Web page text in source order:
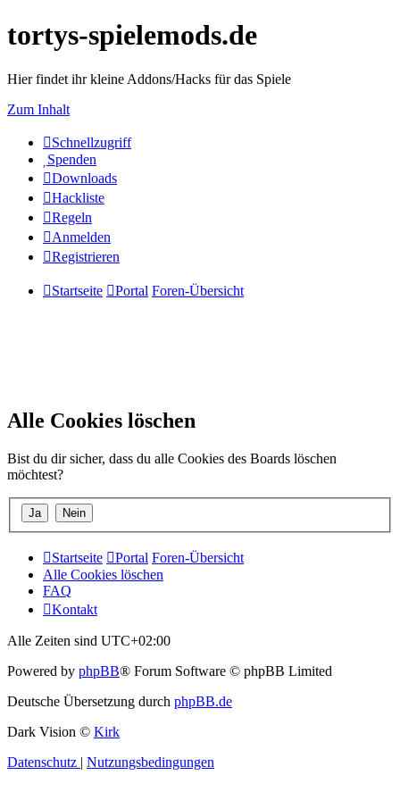
tortys-spielemods.de
Hier findet ihr kleine Addons/Hacks für das Spiele
Zum Inhalt
Schnellzugriff
Spenden
Downloads
Hackliste
Regeln
Anmelden
Registrieren
Startseite Portal Foren-Übersicht
Alle Cookies löschen
Bist du dir sicher, dass du alle Cookies des Boards löschen
möchtest?
Startseite Portal Foren-Übersicht
Alle Cookies löschen
FAQ
Kontakt
Alle Zeiten sind UTC+02:00
Powered by phpBB® Forum Software © phpBB Limited
Deutsche Übersetzung durch phpBB.de
Dark Vision © Kirk
Datenschutz | Nutzungsbedingungen